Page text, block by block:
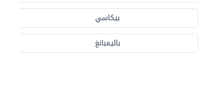
بيكاسي
باليمبانغ